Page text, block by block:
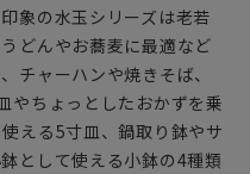
象の水玉シリーズは老若
どんやお蕎麦に最適など
チャーハンや焼きそば、
やちょっとしたおかずを乗
える5寸皿、鍋取り鉢やサ
として使える小鉢の4種類